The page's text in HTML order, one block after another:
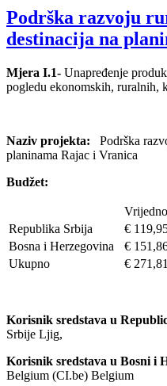
Podrška razvoju
destinacija na
Mjera I.1- Unapređenje
pogledu ekonomskih, ruralnih,
Naziv projekta:
Podrška
planinama Rajac i Vranica
Budžet:
Republika Srbija
€
Bosna i Herzegovina
€
Ukupno
€
Korisnik sredstava u
Srbije Ljig,
Korisnik sredstava u Bosni i
Belgium (CI.be) Belgium